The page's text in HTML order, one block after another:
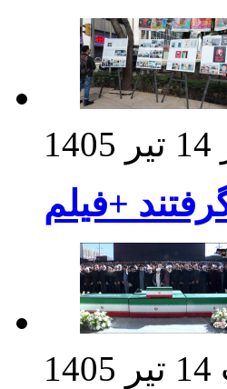
14 تیر 1405
+فیلم
14 تیر 1405